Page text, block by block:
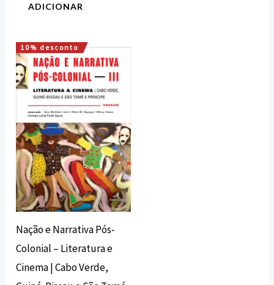
ADICIONAR
10% desconto
Nação e Narrativa Pós-
Colonial – Literatura e
Cinema | Cabo Verde,
O
preço
original
era:
15,00 €.
O
preço
atual
é:
13,50 €.